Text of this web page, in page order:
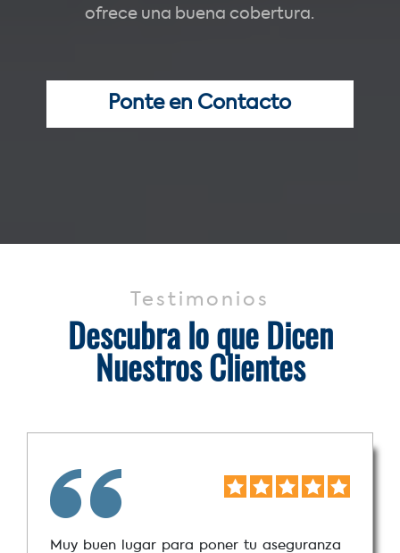
ofrece una buena cobertura.
Ponte en Contacto
Testimonios
Descubra lo que Dicen
Nuestros Clientes
Muy buen lugar para poner tu aseguranza